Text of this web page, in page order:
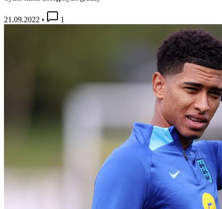
21.09.2022 • 1